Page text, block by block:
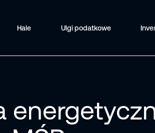
Hale Ulgi podatkowe